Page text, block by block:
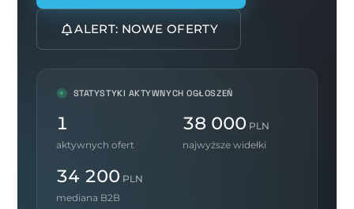
ALERT: NOWE OFERTY
STATYSTYKI AKTYWNYCH OGŁOSZEŃ
1
aktywnych ofert
38 000 PLN
najwyższe widełki
34 200 PLN
mediana B2B